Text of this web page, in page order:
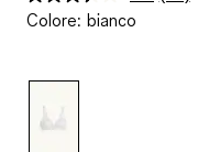
Colore: bianco